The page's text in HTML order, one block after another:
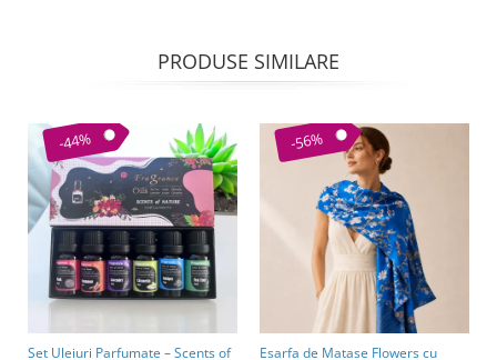
PRODUSE SIMILARE
-44%
Set Uleiuri Parfumate – Scents of
-56%
Esarfa de Matase Flowers cu